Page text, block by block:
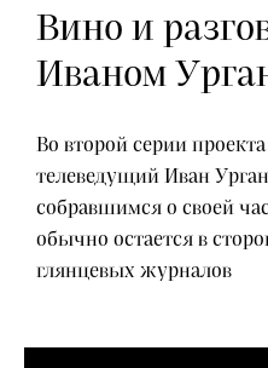
Вино и
Иваном
Во второй серии
телеведущий Иван
собравшимся о своей
обычно остается в
глянцевых журналов